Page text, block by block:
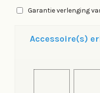
Garantie verlenging
Accessoire(s)